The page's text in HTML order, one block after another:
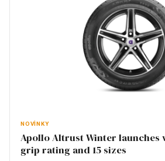
NOVINKY
Apollo Altrust Winter launches
grip rating and 15 sizes